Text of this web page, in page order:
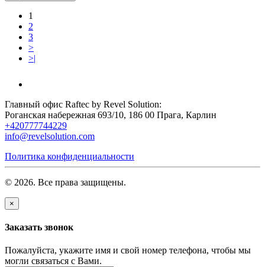
1
2
3
>
>|
Главный офис Raftec by Revel Solution:
Роганская набережная 693/10, 186 00 Прага, Карлин
+420777744229
info@revelsolution.com
Политика конфиденциальности
© 2026. Все права защищены.
×
Заказать звонок
Пожалуйста, укажите имя и свой номер телефона, чтобы мы
могли связаться с Вами.